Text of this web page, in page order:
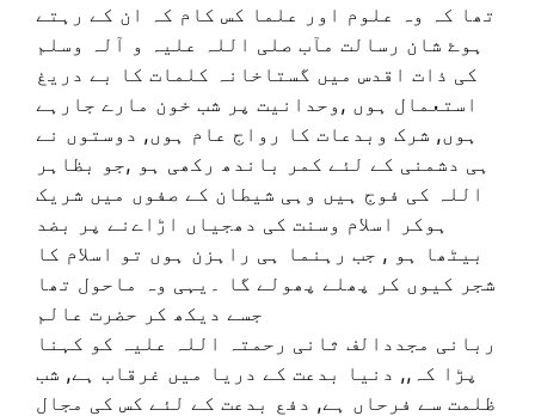
تھا کہ وہ علوم اور علما کس کام کہ ان کے رہتے
ہوۓ شان رسالت مآب صلی اللہ علیہ و آلہ وسلم
کی ذات اقدس میں گستاخانہ کلمات کا بے دریغ
استعمال ہوں ,وحدانیت پر شب خون مارے جارہے
ہوں, شرک وبدعات کا رواج عام ہوں, دوستوں نے
ہی دشمنی کے لئے کمر باندھ رکھی ہو ,جو بظاہر
اللہ کی فوج ہیں وہی شیطان کے صفوں میں شریک
ہوکر اسلام وسنت کی دھجیاں اڑاےنے پر بضد
بیٹھا ہو , جب رہنما ہی راہزن ہوں تو اسلام کا
شجر کیوں کر پھلے پھولے گا ۔یہی وہ ماحول تھا
جسے دیکھ کر حضرت عالم
ربانی مجددالف ثانی رحمتہ اللہ علیہ کو کہنا
پڑا کہ,, دنیا بدعت کے دریا میں غرقاب ہے, شب
ظلمت سے فرحاں ہے, دفع بدعت کے لئے کس کی مجال